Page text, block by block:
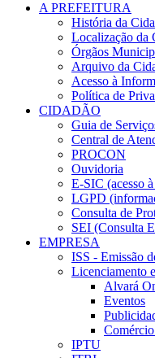
A PREFEITURA
História da
Localização da
Órgãos
Arquivo da
Acesso à
Política de
CIDADÃO
Guia de
Central de
PROCON
Ouvidoria
E-SIC (acesso
LGPD
Consulta de
SEI (Consulta
EMPRESA
ISS - Emissão
Licenciamento
Alvará
Eventos
IPTU